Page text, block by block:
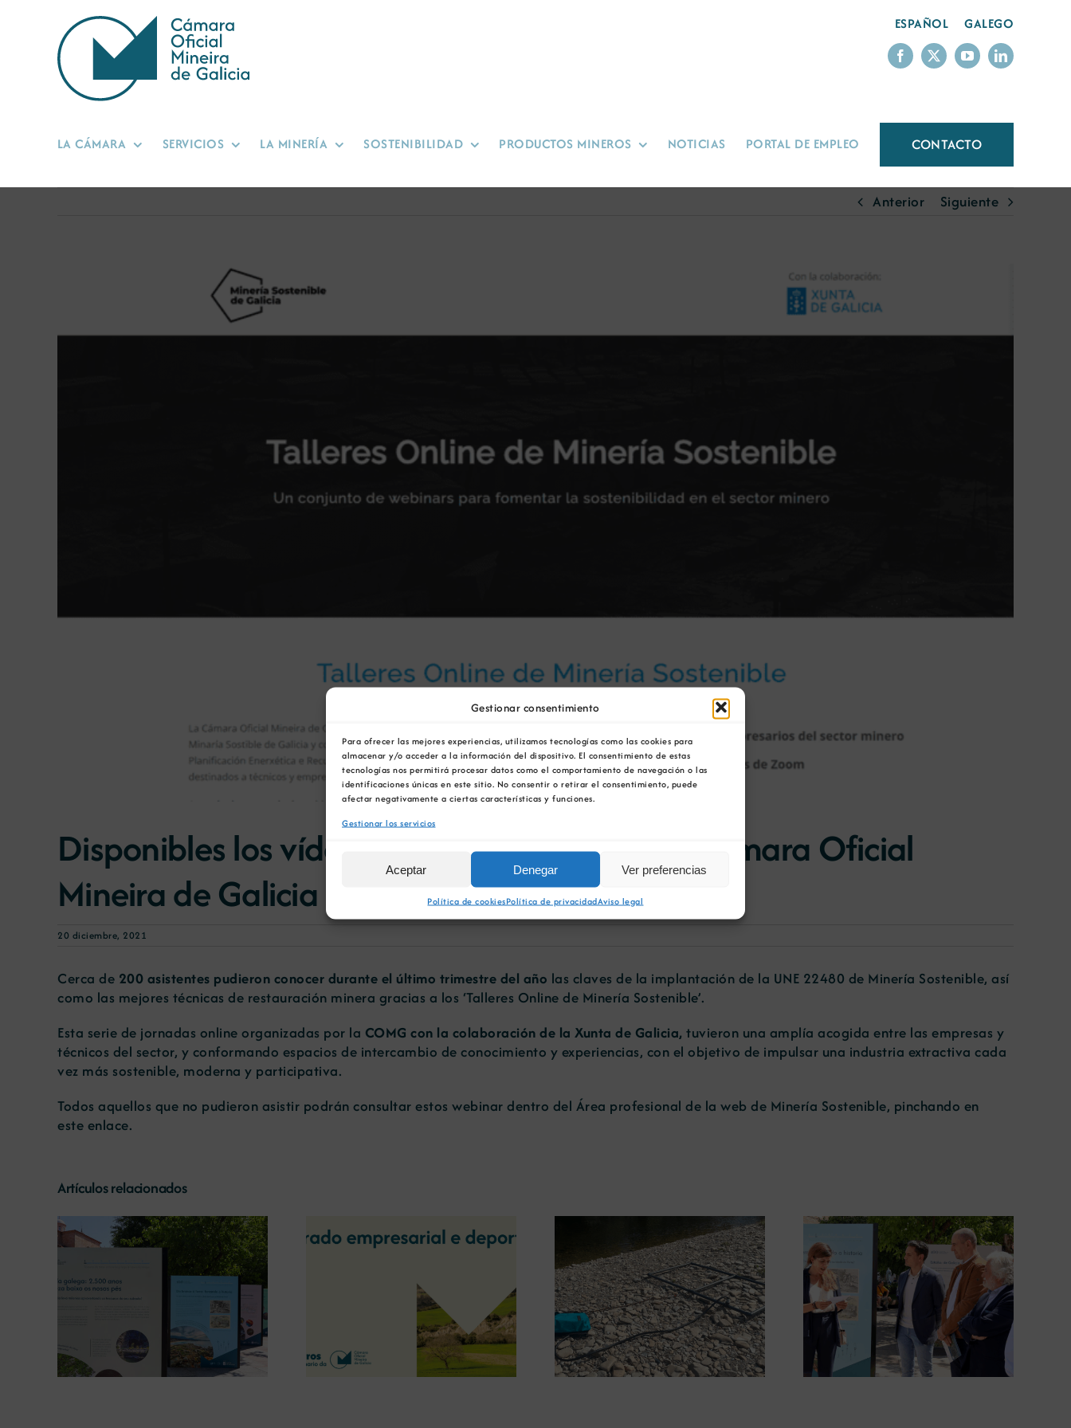
Gestionar consentimiento
Para ofrecer las mejores experiencias, utilizamos tecnologías como las cookies para
almacenar y/o acceder a la información del dispositivo. El consentimiento de estas
tecnologías nos permitirá procesar datos como el comportamiento de navegación o las
identificaciones únicas en este sitio. No consentir o retirar el consentimiento, puede
afectar negativamente a ciertas características y funciones.
Gestionar los servicios
Aceptar Denegar Ver preferencias
Política de cookiesPolítica de privacidadAviso legal
contenido
ESPAÑOL GALEGO
LA CÁMARA SERVICIOS LA MINERÍA SOSTENIBILIDAD PRODUCTOS MINEROS NOTICIAS PORTAL DE EMPLEO CONTACTO
Anterior Siguiente
Disponibles los vídeos de los webinars de la Cámara Oficial
Mineira de Galicia
20 diciembre, 2021
Cerca de 200 asistentes pudieron conocer durante el último trimestre del año las claves de la implantación de la UNE 22480 de Minería Sostenible, así
como las mejores técnicas de restauración minera gracias a los ‘Talleres Online de Minería Sostenible’.
Esta serie de jornadas online organizadas por la COMG con la colaboración de la Xunta de Galicia, tuvieron una amplía acogida entre las empresas y
técnicos del sector, y conformando espacios de intercambio de conocimiento y experiencias, con el objetivo de impulsar una industria extractiva cada
vez más sostenible, moderna y participativa.
Todos aquellos que no pudieron asistir podrán consultar estos webinar dentro del Área profesional de la web de Minería Sostenible, pinchando en
este enlace.
Artículos relacionados
La COMG reúne a dos
líderes empresarias con
motivo de su Centenario
para debatir sobre el futuro
del rural gallego
presentan las últimas
innovaciones en
restauración ambiental para
la minería gallega
La COMG inaugura en
Ourense la exposición
‘Tesouros da terra’
La COMG lleva a Vigo la
exposición ‘Tesouros da terra’